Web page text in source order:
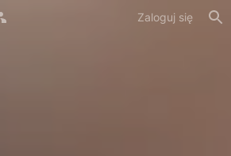
Zaloguj się